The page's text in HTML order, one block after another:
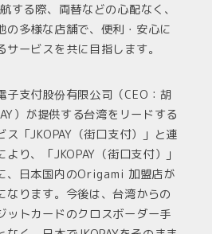
する際、両替などの心配なく、
の多様な店舗で、便利・安心に
サービスを共に目指します。
子支付股份有限公司（CEO：胡
）が提供する台湾をリードする
ス「JKOPAY（街口支付）」と連
り、「JKOPAY（街口支付）」
、日本国内のOrigami 加盟店が
なります。今後は、台湾からの
ットカードのクロスボーダー手